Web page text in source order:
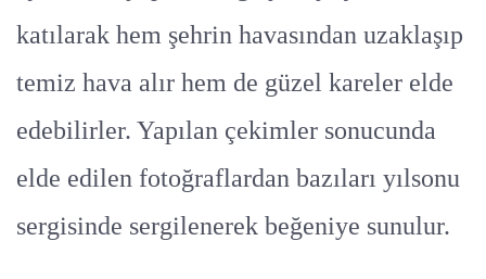
katılarak hem şehrin havasından uzaklaşıp
temiz hava alır hem de güzel kareler elde
edebilirler. Yapılan çekimler sonucunda
elde edilen fotoğraflardan bazıları yılsonu
sergisinde sergilenerek beğeniye sunulur.